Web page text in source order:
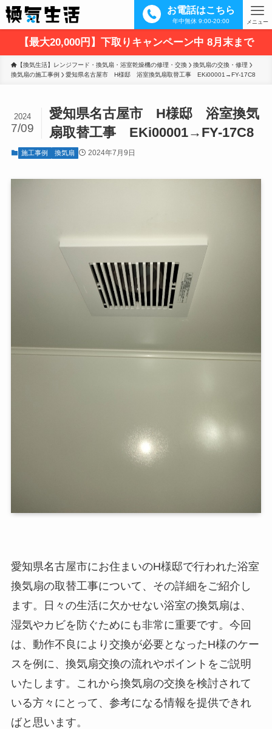
お電話はこちら
年中無休 9:00-20:00 メニュー
【最大20,000円】下取りキャンペーン中 8月末まで
【換気生活】レンジフード・換気扇・浴室乾燥機の修理・交換
換気扇の交換・修理
換気扇の施工事例
愛知県名古屋市　H様邸　浴室換気扇取替工事　EKi00001→FY-17C8
愛知県名古屋市 H様邸 浴室換気
扇取替工事 EKi00001→FY-17C8
2024
7/09
施工事例 換気扇 2024年7月9日
愛知県名古屋市にお住まいのH様邸で行われた浴室
換気扇の取替工事について、その詳細をご紹介し
ます。日々の生活に欠かせない浴室の換気扇は、
湿気やカビを防ぐためにも非常に重要です。今回
は、動作不良により交換が必要となったH様のケー
スを例に、換気扇交換の流れやポイントをご説明
いたします。これから換気扇の交換を検討されて
いる方々にとって、参考になる情報を提供できれ
ばと思います。